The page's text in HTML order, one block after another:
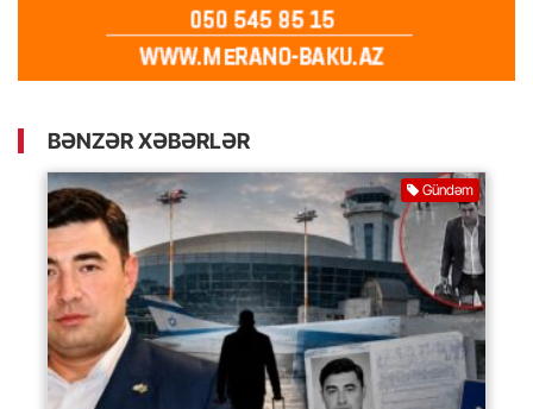
BƏNZƏR XƏBƏRLƏR
Gündəm